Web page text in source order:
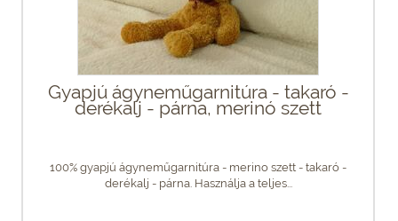
Gyapjú ágyneműgarnitúra - takaró -
derékalj - párna, merinó szett
100% gyapjú ágyneműgarnitúra - merino szett - takaró -
derékalj - párna. Használja a teljes...